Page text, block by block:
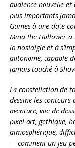
audience nouvelle et
plus importants
Games à une date
Mina the Hollower a
la nostalgie et à
autonome, capable
jamais touché à
La constellation de
dessine les contours
aventure, vue de
pixel art, gothique,
atmosphérique,
— comment un jeu